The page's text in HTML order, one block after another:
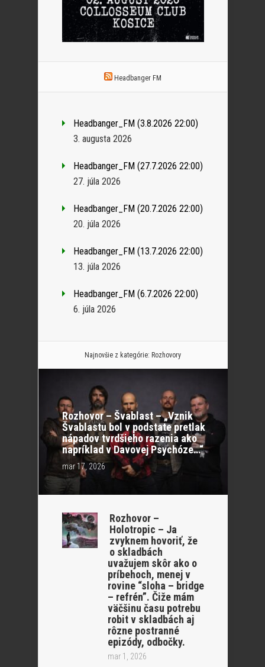
Headbanger FM
Headbanger_FM (3.8.2026 22:00)
3. augusta 2026
Headbanger_FM (27.7.2026 22:00)
27. júla 2026
Headbanger_FM (20.7.2026 22:00)
20. júla 2026
Headbanger_FM (13.7.2026 22:00)
13. júla 2026
Headbanger_FM (6.7.2026 22:00)
6. júla 2026
Najnovšie z kategórie: Rozhovory
Rozhovor – Švablast – „Vznik
Švablastu bol v podstate pretlak
nápadov tvrdšieho razenia ako
napríklad v Davovej Psychóze…“
mar 17, 2026
Rozhovor –
Holotropic – Ja
zvyknem hovoriť, že
o skladbách
uvažujem skôr ako o
príbehoch, menej v
rovine “sloha – bridge
– refrén”. Čiže mám
väčšinu času potrebu
robit v skladbách aj
rôzne postranné
epizódy, odbočky.
mar 1, 2026